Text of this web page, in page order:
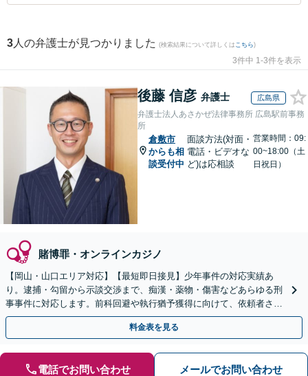
3 人の弁護士が見つかりました (検索結果について詳しくは こちら)
3件中 1-3件を表示
後藤 信彦 弁護士 広島県
弁護士法人あさかぜ法律事務所 広島駅前事務
所
倉敷市
からも相
談受付中
面談方法(対面・
電話・ビデオな
ど)は応相談
営業時間：09:
00~18:00（土
日祝日）
賭博罪・オンラインカジノ
【岡山・山口エリア対応】【最短即日接見】少年事件の対応実績あ
り。逮捕・勾留から示談交渉まで、痴漢・薬物・傷害などあらゆる刑
事事件に対応します。前科回避や執行猶予獲得に向けて、依頼者さま
とご家族に寄り添いサポートいたします
料金表を見る
電話でお問い合わせ メールでお問い合わせ